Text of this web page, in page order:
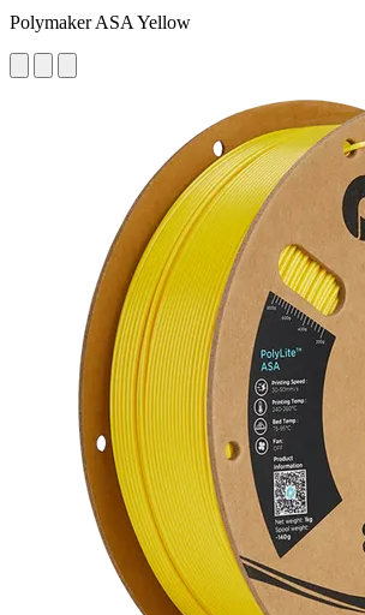
Polymaker ASA Yellow